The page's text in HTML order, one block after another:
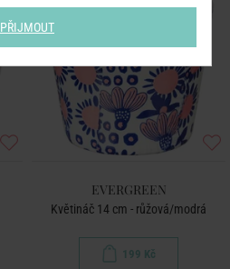
EVERGREEN
Květináč 14 cm - růžová/modrá
199 Kč
PŘIJMOUT